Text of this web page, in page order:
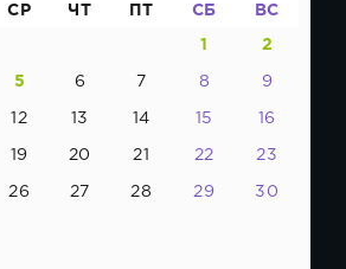
СР ЧТ ПТ СБ ВС
1 2
5 6 7 8 9
12 13 14 15 16
19 20 21 22 23
26 27 28 29 30